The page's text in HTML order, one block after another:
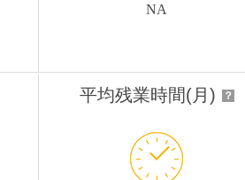
NA
平均残業時間(月) ？